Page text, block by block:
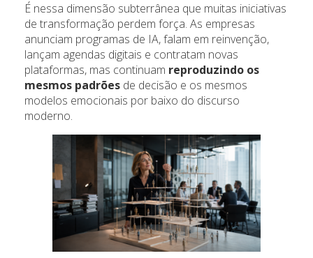
É nessa dimensão subterrânea que muitas iniciativas
de transformação perdem força. As empresas
anunciam programas de IA, falam em reinvenção,
lançam agendas digitais e contratam novas
plataformas, mas continuam reproduzindo os
mesmos padrões de decisão e os mesmos
modelos emocionais por baixo do discurso
moderno.